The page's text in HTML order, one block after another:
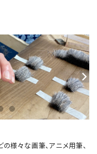
様々な画筆、アニメ用筆、